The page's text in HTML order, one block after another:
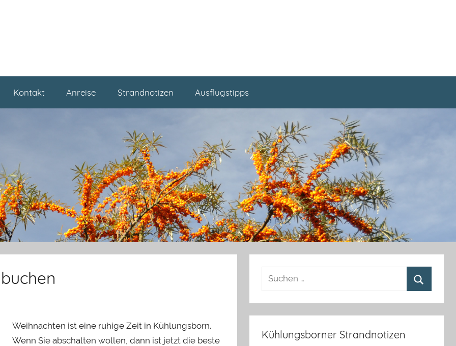
Kontakt Anreise Strandnotizen Ausflugstipps
Weihnachten ist eine ruhige Zeit in Kühlungsborn.
Wenn Sie abschalten wollen, dann ist jetzt die beste
Kühlungsborner Strandnotizen